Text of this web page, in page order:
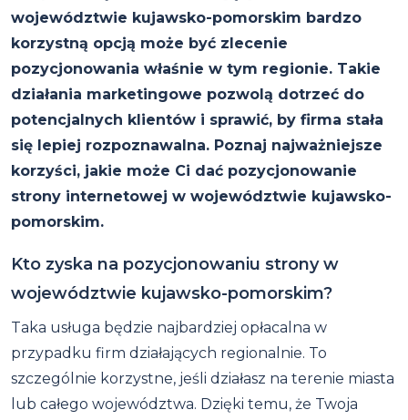
województwie kujawsko-pomorskim bardzo
korzystną opcją może być zlecenie
pozycjonowania właśnie w tym regionie. Takie
działania marketingowe pozwolą dotrzeć do
potencjalnych klientów i sprawić, by firma stała
się lepiej rozpoznawalna. Poznaj najważniejsze
korzyści, jakie może Ci dać pozycjonowanie
strony internetowej w województwie kujawsko-
pomorskim.
Kto zyska na pozycjonowaniu strony w
województwie kujawsko-pomorskim?
Taka usługa będzie najbardziej opłacalna w
przypadku firm działających regionalnie. To
szczególnie korzystne, jeśli działasz na terenie miasta
lub całego województwa. Dzięki temu, że Twoja